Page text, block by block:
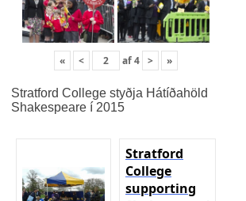
« < af4 > »
Stratford College styðja Hátíðahöld
Shakespeare í 2015
Stratford
College
supporting